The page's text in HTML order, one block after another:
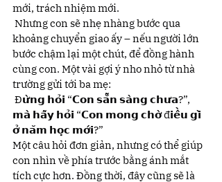
mới, trách nhiệm mới.
Nhưng con sẽ nhẹ nhàng bước qua
khoảng chuyển giao ấy – nếu người lớn
bước chậm lại một chút, để đồng hành
cùng con. Một vài gợi ý nho nhỏ từ nhà
trường gửi tới ba mẹ:
Đ𝘂̛̀𝗻𝗴 𝗵𝗼̉𝗶 “𝗖𝗼𝗻 𝘀𝗮̆̃𝗻 𝘀𝗮̀𝗻𝗴 𝗰𝗵𝘂̛𝗮?”,
𝗺𝗮̀ 𝗵𝗮̃𝘆 𝗵𝗼̉𝗶 “𝗖𝗼𝗻 𝗺𝗼𝗻𝗴 𝗰𝗵𝗼̛̀ đ𝗶𝗲̂̀𝘂 𝗴𝗶̀
𝗼̛̉ 𝗻𝗮̆𝗺 𝗵𝗼̣𝗰 𝗺𝗼̛́𝗶?”
Một câu hỏi đơn giản, nhưng có thể giúp
con nhìn về phía trước bằng ánh mắt
tích cực hơn. Đồng thời, đây cũng sẽ là